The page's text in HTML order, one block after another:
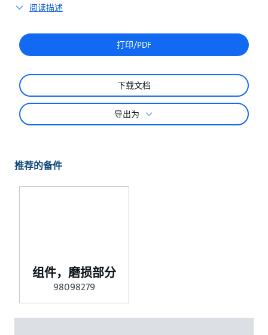
阅读描述
打印/PDF
下载文档
导出为
推荐的备件
组件，磨损部分
98098279